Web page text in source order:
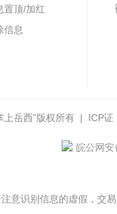
置顶/加红
信息
上岳西”版权所有 | ICP证
皖公网
意识别信息的虚假，交